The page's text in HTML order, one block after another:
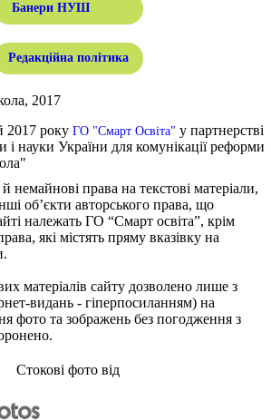
Банери НУШ
Редакційна політика
2017
2017 року ГО "Смарт Освіта" у партнерстві
і науки України для комунікації реформи
немайнові права на текстові матеріали,
об’єкти авторського права, що
належать ГО “Смарт освіта”, крім
які містять пряму вказівку на
матеріалів сайту дозволено лише з
видань - гіперпосиланням) на
фото та зображень без погодження з
Стокові фото від